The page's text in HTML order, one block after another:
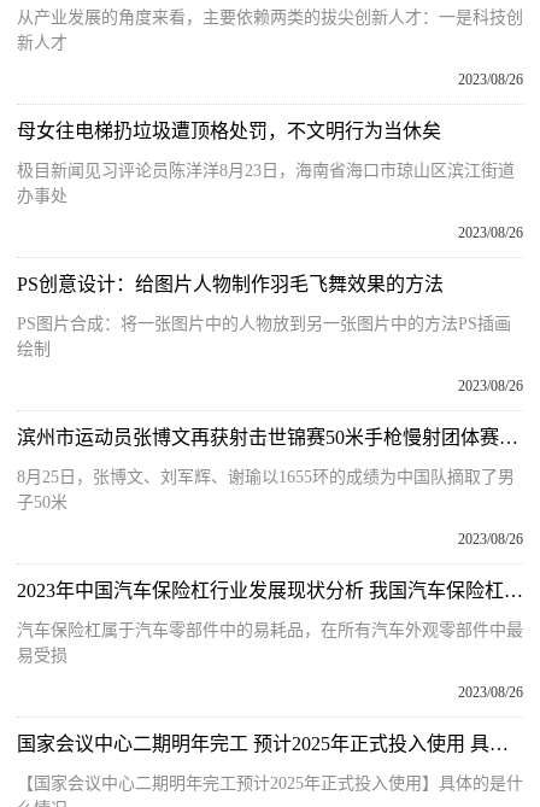
从产业发展的角度来看，主要依赖两类的拔尖创新人才：一是科技创
新人才
2023/08/26
母女往电梯扔垃圾遭顶格处罚，不文明行为当休矣
极目新闻见习评论员陈洋洋8月23日，海南省海口市琼山区滨江街道
办事处
2023/08/26
PS创意设计：给图片人物制作羽毛飞舞效果的方法
PS图片合成：将一张图片中的人物放到另一张图片中的方法PS插画
绘制
2023/08/26
滨州市运动员张博文再获射击世锦赛50米手枪慢射团体赛金牌
8月25日，张博文、刘军辉、谢瑜以1655环的成绩为中国队摘取了男
子50米
2023/08/26
2023年中国汽车保险杠行业发展现状分析 我国汽车保险杠市场需求持续大幅增长
汽车保险杠属于汽车零部件中的易耗品，在所有汽车外观零部件中最
易受损
2023/08/26
国家会议中心二期明年完工 预计2025年正式投入使用 具体是什么情况?
【国家会议中心二期明年完工预计2025年正式投入使用】具体的是什